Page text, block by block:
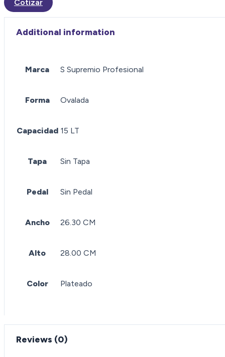
Cotizar
Additional information
Marca S Supremio Profesional
Forma Ovalada
Capacidad 15 LT
Tapa Sin Tapa
Pedal Sin Pedal
Ancho 26.30 CM
Alto 28.00 CM
Color Plateado
Reviews (0)